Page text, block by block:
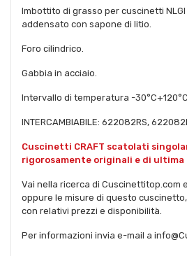
Imbottito di grasso per cuscinetti
addensato con sapone di litio.
Foro cilindrico.
Gabbia in acciaio.
Intervallo di temperatura -
INTERCAMBIABILE: 622082RS,
Cuscinetti CRAFT scatolati
rigorosamente originali e di ultima
Vai nella ricerca di Cuscinettitop.com
oppure le misure di questo
con relativi prezzi e disponibilità.
Per informazioni invia e-mail a